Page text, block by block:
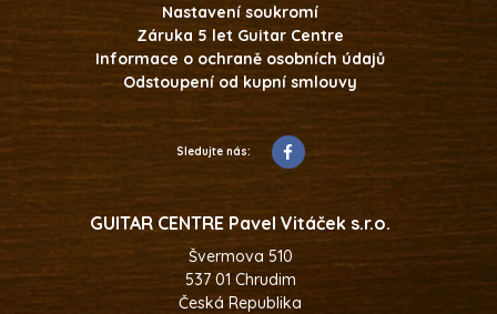
Nastavení soukromí
Záruka 5 let Guitar Centre
Informace o ochraně osobních údajů
Odstoupení od kupní smlouvy
Sledujte nás:
GUITAR CENTRE Pavel Vitáček s.r.o.
Švermova 510
537 01 Chrudim
Česká Republika